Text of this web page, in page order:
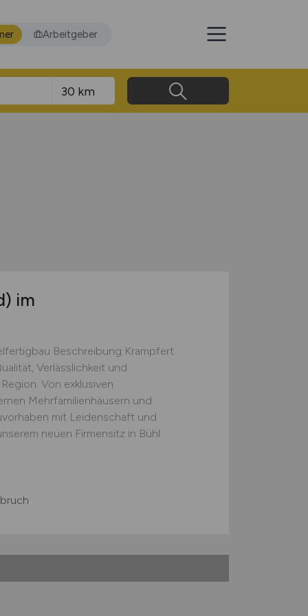
Arbeitgeber
im
Beschreibung Krampfert
Verlässlichkeit und
Von exklusiven
Mehrfamilienhäusern und
mit Leidenschaft und
neuen Firmensitz in Bühl